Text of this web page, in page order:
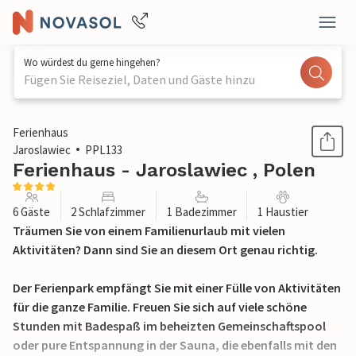
Wo würdest du gerne hingehen?
Fügen Sie Reiseziel, Daten und Gäste hinzu
1 / 25
Ferienhaus
Jaroslawiec
PPL133
Ferienhaus - Jaroslawiec , Polen
6 Gäste 2 Schlafzimmer 1 Badezimmer 1 Haustier
Träumen Sie von einem Familienurlaub mit vielen
Aktivitäten? Dann sind Sie an diesem Ort genau richtig.
Der Ferienpark empfängt Sie mit einer Fülle von Aktivitäten
für die ganze Familie. Freuen Sie sich auf viele schöne
Stunden mit Badespaß im beheizten Gemeinschaftspool
oder pure Entspannung in der Sauna, die ebenfalls mit den